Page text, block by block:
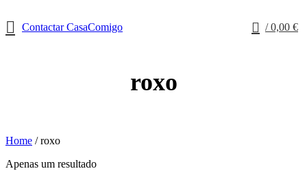
Contactar CasaComigo / 0,00 €
roxo
Home /roxo
Apenas um resultado